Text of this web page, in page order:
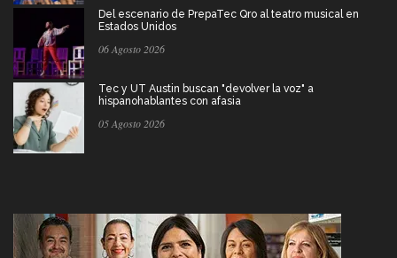
Del escenario de PrepaTec Qro al teatro musical en
Estados Unidos
06 Agosto 2026
Tec y UT Austin buscan "devolver la voz" a
hispanohablantes con afasia
05 Agosto 2026